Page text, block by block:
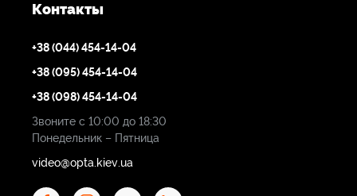
Контакты
+38 (044) 454-14-04
+38 (095) 454-14-04
+38 (098) 454-14-04
Звоните с 10:00 до 18:30
Понедельник – Пятница
video@opta.kiev.ua